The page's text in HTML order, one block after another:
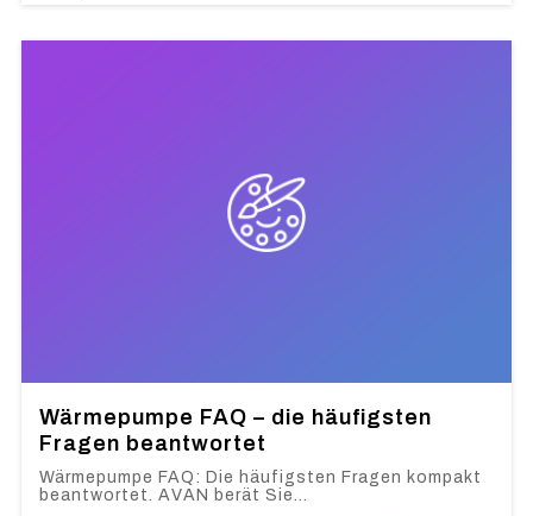
Wärmepumpe FAQ – die häufigsten
Fragen beantwortet
Wärmepumpe FAQ: Die häufigsten Fragen kompakt
beantwortet. AVAN berät Sie…